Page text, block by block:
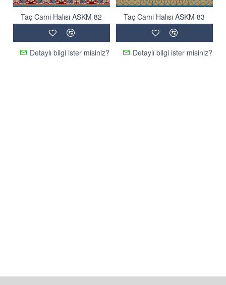
Taç Cami Halısı ASKM 82
Detaylı bilgi ister misiniz?
Taç Cami Halısı ASKM 83
Detaylı bilgi ister misiniz?